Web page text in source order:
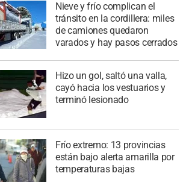
Nieve y frío complican el
tránsito en la cordillera: miles
de camiones quedaron
varados y hay pasos cerrados
Hizo un gol, saltó una valla,
cayó hacia los vestuarios y
terminó lesionado
Frío extremo: 13 provincias
están bajo alerta amarilla por
temperaturas bajas